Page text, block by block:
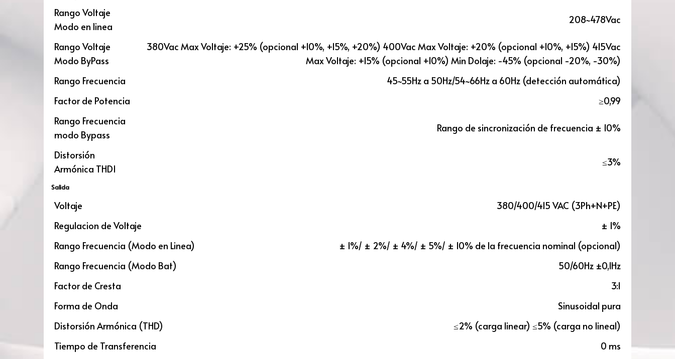
Rango Voltaje
Modo en linea
208~478Vac
Rango Voltaje
Modo ByPass
380Vac Max Voltaje: +25% (opcional +10%, +15%, +20%) 400Vac Max Voltaje: +20% (opcional +10%, +15%) 415Vac
Max Voltaje: +15% (opcional +10%) Min Dolaje: -45% (opcional -20%, -30%)
Rango Frecuencia
45~55Hz a 50Hz/54~66Hz a 60Hz (detección automática)
Factor de Potencia
≥0,99
Rango Frecuencia
modo Bypass
Rango de sincronización de frecuencia ± 10%
Distorsión
Armónica THDI
≤3%
Salida
Voltaje
380/400/415 VAC (3Ph+N+PE)
Regulacion de Voltaje
± 1%
Rango Frecuencia (Modo en Linea)
± 1%/ ± 2%/ ± 4%/ ± 5%/ ± 10% de la frecuencia nominal (opcional)
Rango Frecuencia (Modo Bat)
50/60Hz ±0,1Hz
Factor de Cresta
3:1
Forma de Onda
Sinusoidal pura
Distorsión Armónica (THD)
≤2% (carga linear) ≤5% (carga no lineal)
Tiempo de Transferencia
0 ms